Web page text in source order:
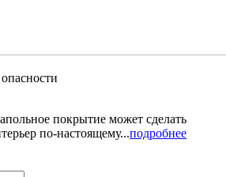
покрытие может сделать
по-настоящему...подробнее